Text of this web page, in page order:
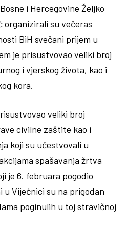
i Hercegovine Željko
organizirali su večeras
BiH svečani prijem u
je prisustvovao veliki broj
i vjerskog života, kao i
kora.
veliki broj
civilne zaštite kao i
koji su učestvovali u
spašavanja žrtva
je 6. februara pogodio
u Vijećnici su na prigodan
poginulih u toj stravičnoj